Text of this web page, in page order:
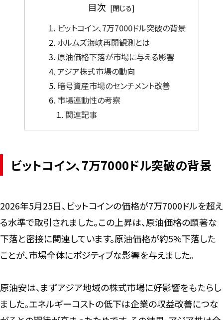
目次
ビットコイン、7万7000ドル突破の背景
ホルムズ海峡再開観測とは
原油価格下落が市場に与える影響
アジア株式市場の動向
暗号資産市場のセンチメント改善
市場連動性の考察
関連記事
ビットコイン、7万7000ドル突破の背景
2026年5月25日、ビットコインの価格が7万7000ドルを超え
る水準で取引されました。この上昇は、原油価格の顕著な
下落と密接に関連しています。原油価格が約5%下落した
ことが、市場全体にポジティブな影響を与えました。
原油安は、まずアジア地域の株式市場に好影響をもたらし
ました。エネルギーコストの低下は企業の収益改善につな